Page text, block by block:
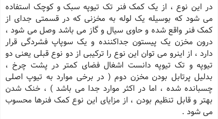
در این نوع ، از یک کمک فنر تک تیوپه سبک و کوچک استفاده
می شود که بوسیله یک لوله به مخزنی که در قسمتی جدای از
کمک فنر واقع شده و حاوی سیال و گاز می باشد وصل می شود ،
درون مخزن یک پیستون جداکننده و یک سوپاپ فشردگی قرار
دارد ، از اینرو می توان این نوع را ترکیبی از دو نوع قبلی یعنی دو
تیوپه و تک تیوپه دانست اشغال فضای کمتر در پشت چرخ ،
بدلیل پرتابل بودن مخزن دوم ( در برخی موارد به تیوپ اصلی
چسبانده شده ، اما در اکثر موارد جدا می باشد ) ، خنک شدن
بهتر و قابل تنظیم بودن ، از مزایای این نوع کمک فنرها محسوب
می شود .